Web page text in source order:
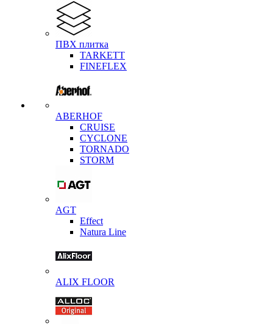
ПВХ плитка
TARKETT
FINEFLEX
ABERHOF
CRUISE
CYCLONE
TORNADO
STORM
AGT
Effect
Natura Line
ALIX FLOOR